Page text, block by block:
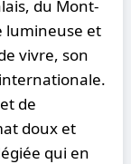
du Mont-
lumineuse et
vivre, son
de
doux et
qui en